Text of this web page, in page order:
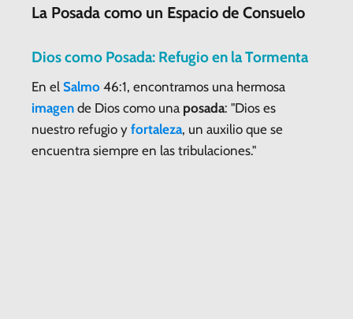
La Posada como un Espacio de Consuelo
Dios como Posada: Refugio en la Tormenta
En el Salmo 46:1, encontramos una hermosa
imagen de Dios como una posada: "Dios es
nuestro refugio y fortaleza, un auxilio que se
encuentra siempre en las tribulaciones."